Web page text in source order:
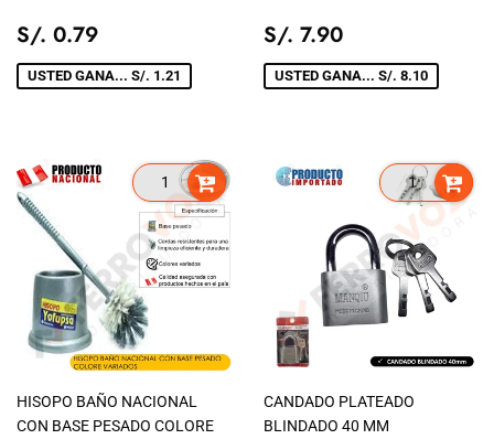
PRECIO
DE
VENTA
S/. 0.79
0.79
USTED GANA... S/. 1.21
PRECIO
DE
VENTA
S/. 7.90
7.90
USTED GANA... S/. 8.10
HISOPO BAÑO NACIONAL
CON BASE PESADO COLORE
CANDADO PLATEADO
BLINDADO 40 MM